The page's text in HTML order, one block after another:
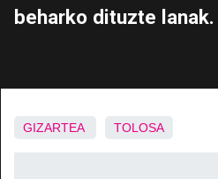
beharko dituzte lanak.
GIZARTEA TOLOSA